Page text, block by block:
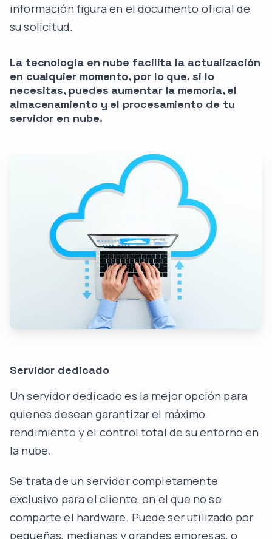
información figura en el documento oficial de
su solicitud.
La tecnología en nube facilita la actualización
en cualquier momento, por lo que, si lo
necesitas, puedes aumentar la memoria, el
almacenamiento y el procesamiento de tu
servidor en nube.
Servidor dedicado
Un servidor dedicado es la mejor opción para
quienes desean garantizar el máximo
rendimiento y el control total de su entorno en
la nube.
Se trata de un servidor completamente
exclusivo para el cliente, en el que no se
comparte el hardware. Puede ser utilizado por
pequeñas, medianas y grandes empresas, o